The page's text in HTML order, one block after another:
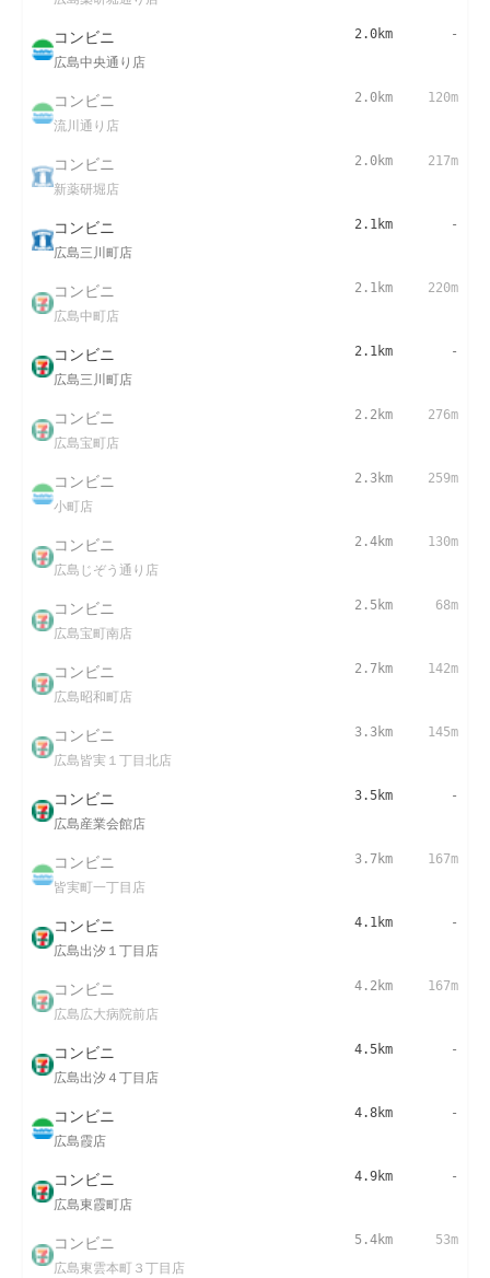
コンビニ
広島中央通り店
2.0km -
コンビニ
流川通り店
2.0km 120m
コンビニ
新薬研堀店
2.0km 217m
コンビニ
広島三川町店
2.1km -
コンビニ
広島中町店
2.1km 220m
コンビニ
広島三川町店
2.1km -
コンビニ
広島宝町店
2.2km 276m
コンビニ
小町店
2.3km 259m
コンビニ
広島じぞう通り店
2.4km 130m
コンビニ
広島宝町南店
2.5km 68m
コンビニ
広島昭和町店
2.7km 142m
コンビニ
広島皆実１丁目北店
3.3km 145m
コンビニ
広島産業会館店
3.5km -
コンビニ
皆実町一丁目店
3.7km 167m
コンビニ
広島出汐１丁目店
4.1km -
コンビニ
広島広大病院前店
4.2km 167m
コンビニ
広島出汐４丁目店
4.5km -
コンビニ
広島霞店
4.8km -
コンビニ
広島東霞町店
4.9km -
コンビニ
広島東雲本町３丁目店
5.4km 53m